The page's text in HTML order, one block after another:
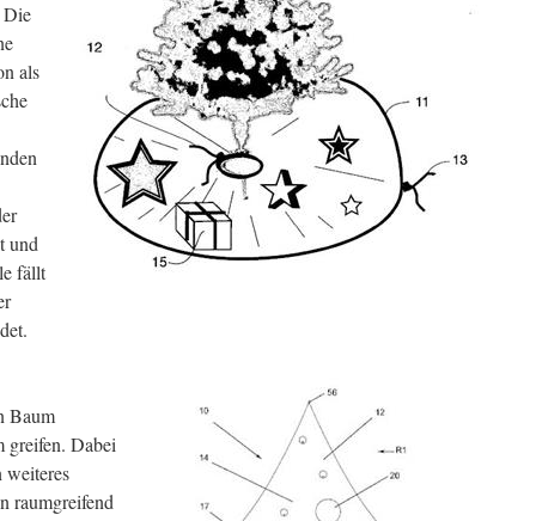
Die
als
und
fällt
Baum
greifen. Dabei
weiteres
raumgreifend